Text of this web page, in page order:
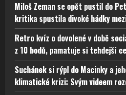
Miloš Zeman se opět pustil do
kritika spustila divoké hádky
Retro kvíz o dovolené v době
z 10 bodů, pamatuje si tehdejší
Suchánek si rýpl do Macinky a
klimatické krizi: Svým videem